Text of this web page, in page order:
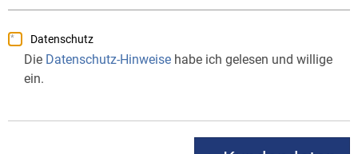
Datenschutz
Die Datenschutz-Hinweise habe ich gelesen und willige
ein.